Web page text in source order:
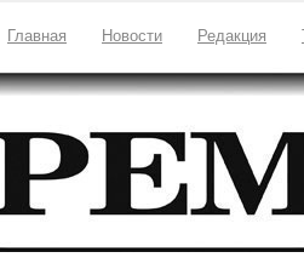
Главная Новости Редакция